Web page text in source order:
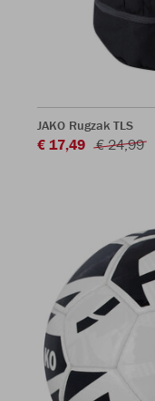
JAKO Rugzak TLS
€ 17,49 € 24,99